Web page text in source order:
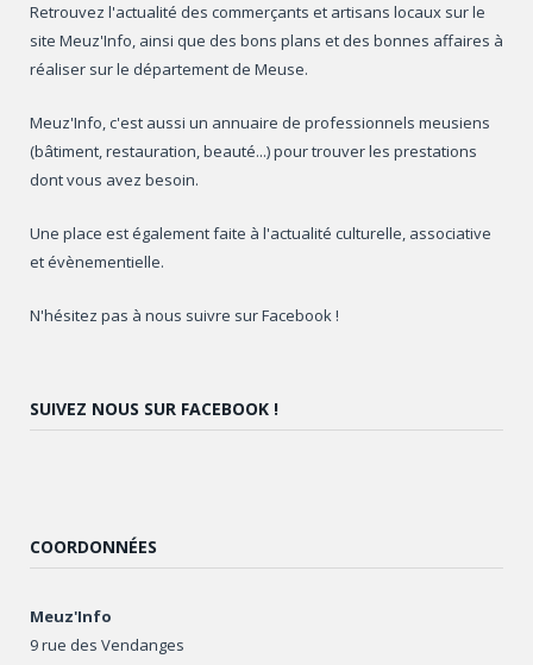
Retrouvez l'actualité des commerçants et artisans locaux sur le
site Meuz'Info, ainsi que des bons plans et des bonnes affaires à
réaliser sur le département de Meuse.
Meuz'Info, c'est aussi un annuaire de professionnels meusiens
(bâtiment, restauration, beauté...) pour trouver les prestations
dont vous avez besoin.
Une place est également faite à l'actualité culturelle, associative
et évènementielle.
N'hésitez pas à nous suivre sur Facebook !
SUIVEZ NOUS SUR FACEBOOK !
COORDONNÉES
Meuz'Info
9 rue des Vendanges